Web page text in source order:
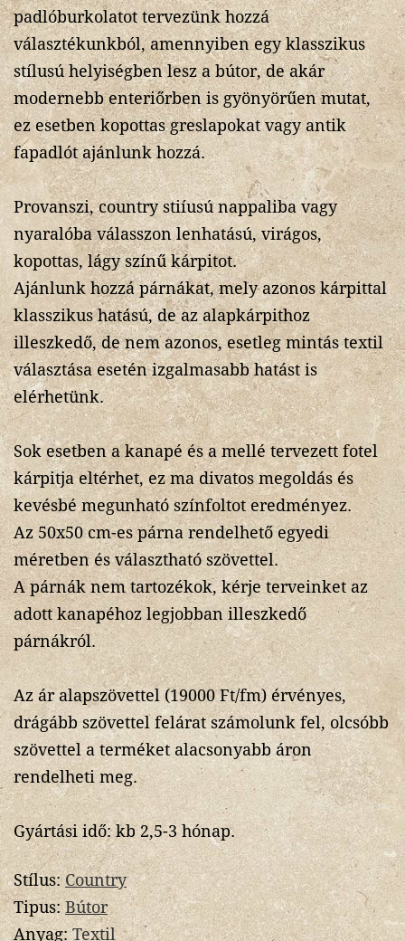
padlóburkolatot tervezünk hozzá
választékunkból, amennyiben egy klasszikus
stílusú helyiségben lesz a bútor, de akár
modernebb enteriőrben is gyönyörűen mutat,
ez esetben kopottas greslapokat vagy antik
fapadlót ajánlunk hozzá.
Provanszi, country stiíusú nappaliba vagy
nyaralóba válasszon lenhatású, virágos,
kopottas, lágy színű kárpitot.
Ajánlunk hozzá párnákat, mely azonos kárpittal
klasszikus hatású, de az alapkárpithoz
illeszkedő, de nem azonos, esetleg mintás textil
választása esetén izgalmasabb hatást is
elérhetünk.
Sok esetben a kanapé és a mellé tervezett fotel
kárpitja eltérhet, ez ma divatos megoldás és
kevésbé megunható színfoltot eredményez.
Az 50x50 cm-es párna rendelhető egyedi
méretben és választható szövettel.
A párnák nem tartozékok, kérje terveinket az
adott kanapéhoz legjobban illeszkedő
párnákról.
Az ár alapszövettel (19000 Ft/fm) érvényes,
drágább szövettel felárat számolunk fel, olcsóbb
szövettel a terméket alacsonyabb áron
rendelheti meg.
Gyártási idő: kb 2,5-3 hónap.
Stílus:Country
Tipus:Bútor
Anyag:Textil